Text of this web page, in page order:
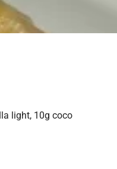
light, 10g coco